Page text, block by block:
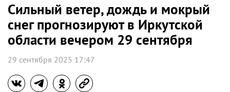
Сильный ветер, дождь и мокрый
снег прогнозируют в Иркутской
области вечером 29 сентября
29 сентября 2025 17:47